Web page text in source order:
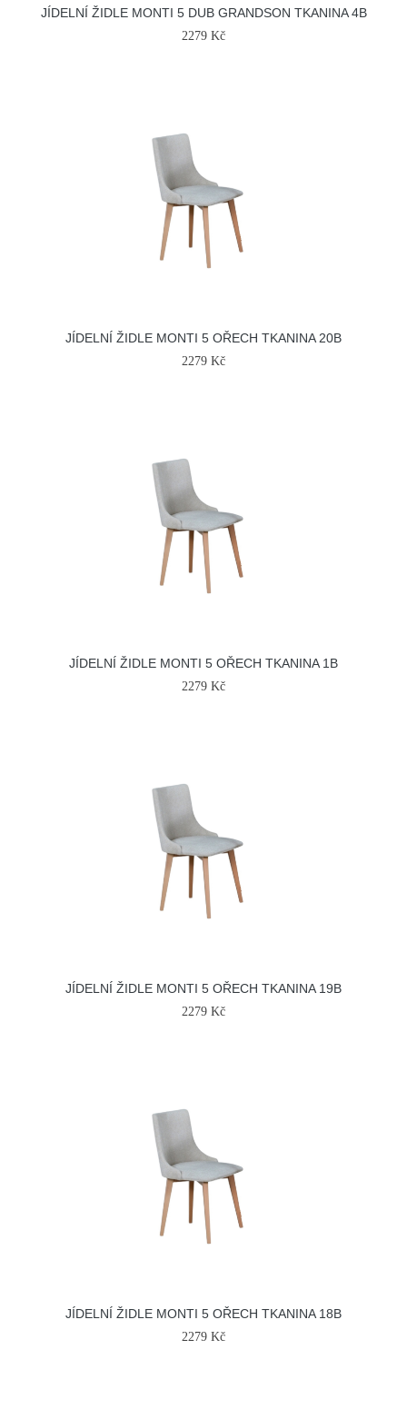
JÍDELNÍ ŽIDLE MONTI 5 DUB GRANDSON TKANINA 4B
2279 Kč
JÍDELNÍ ŽIDLE MONTI 5 OŘECH TKANINA 20B
2279 Kč
JÍDELNÍ ŽIDLE MONTI 5 OŘECH TKANINA 1B
2279 Kč
JÍDELNÍ ŽIDLE MONTI 5 OŘECH TKANINA 19B
2279 Kč
JÍDELNÍ ŽIDLE MONTI 5 OŘECH TKANINA 18B
2279 Kč